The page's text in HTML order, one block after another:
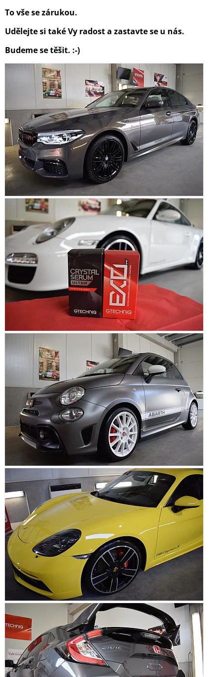
To vše se zárukou.
Udělejte si také Vy radost a zastavte se u nás.
Budeme se těšit. :-)